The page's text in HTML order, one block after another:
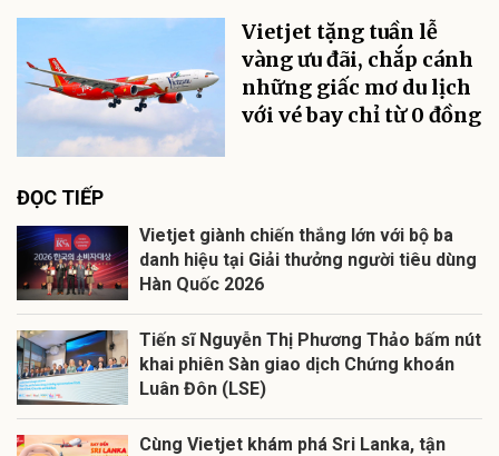
Vietjet tặng tuần lễ
vàng ưu đãi, chắp cánh
những giấc mơ du lịch
với vé bay chỉ từ 0 đồng
ĐỌC TIẾP
Vietjet giành chiến thắng lớn với bộ ba
danh hiệu tại Giải thưởng người tiêu dùng
Hàn Quốc 2026
Tiến sĩ Nguyễn Thị Phương Thảo bấm nút
khai phiên Sàn giao dịch Chứng khoán
Luân Đôn (LSE)
Cùng Vietjet khám phá Sri Lanka, tận